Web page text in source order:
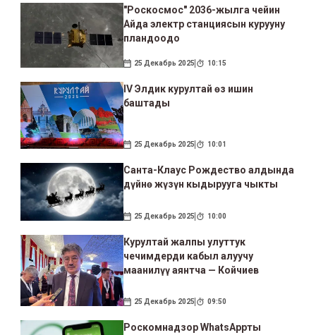
"Роскосмос" 2036-жылга чейин
Айда электр станциясын курууну
пландоодо
25 Декабрь 2025 10:15
IV Элдик курултай өз ишин
баштады
25 Декабрь 2025 10:01
Санта-Клаус Рождество алдында
дүйнө жүзүн кыдырууга чыкты
25 Декабрь 2025 10:00
Курултай жалпы улуттук
чечимдерди кабыл алуучу
маанилүү аянтча — Койчиев
25 Декабрь 2025 09:50
Роскомнадзор WhatsAppты